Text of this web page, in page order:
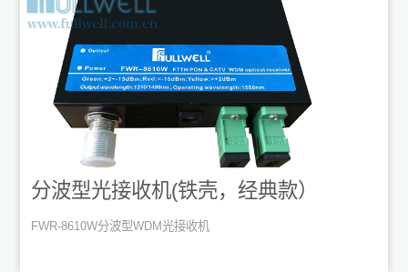
分波型光接收机(铁壳，经典款）
FWR-8610W分波型WDM光接收机